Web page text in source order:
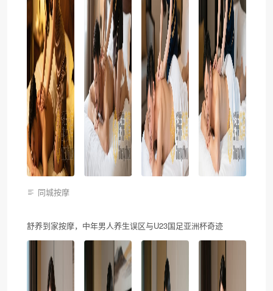
同城按摩
舒养到家按摩，中年男人养生误区与U23国足亚洲杯奇迹